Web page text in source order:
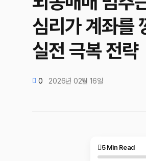
심리가 계좌를
실전 극복 전략
0 2026년 02월 16일
5 Min Read